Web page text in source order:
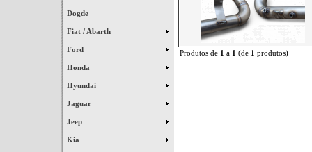
Dogde
Fiat / Abarth
Ford
Honda
Hyundai
Jaguar
Jeep
Kia
Produtos de 1 a 1 (de 1 produtos)